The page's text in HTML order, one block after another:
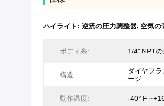
ハイライト: 逆流の圧力調整器, 空気の
ボディ糸: 1/4" NPTの
構造:
ダイヤフ
ージ
動作温度: -40° F